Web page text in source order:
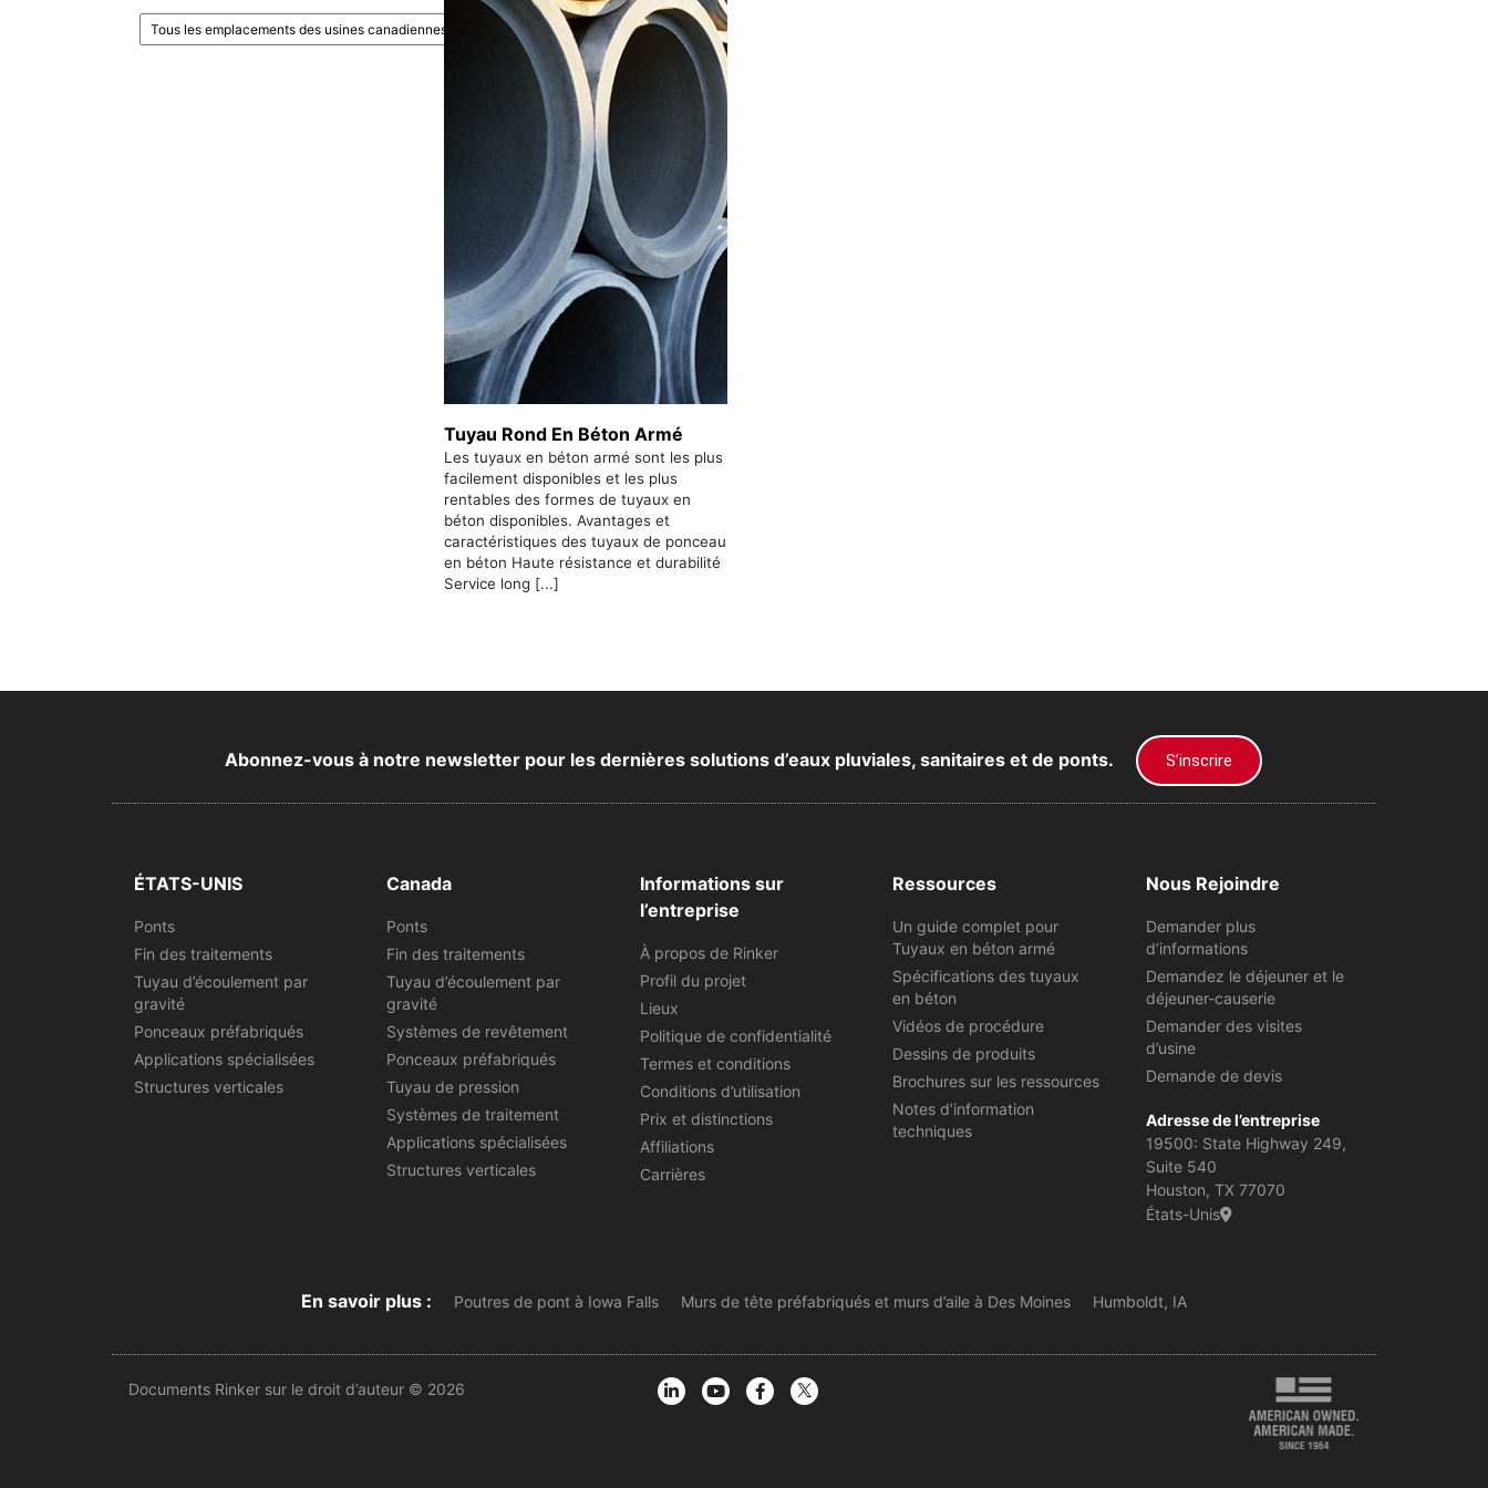
Tuyau Rond En Béton Armé
Les tuyaux en béton armé sont les plus
facilement disponibles et les plus
rentables des formes de tuyaux en
béton disponibles. Avantages et
caractéristiques des tuyaux de ponceau
en béton Haute résistance et durabilité
Service long [...]
Abonnez-vous à notre newsletter pour les dernières solutions d’eaux pluviales, sanitaires et de ponts. S’inscrire
ÉTATS-UNIS
Ponts
Fin des traitements
Tuyau d’écoulement par
gravité
Ponceaux préfabriqués
Applications spécialisées
Structures verticales
Canada
Ponts
Fin des traitements
Tuyau d’écoulement par
gravité
Systèmes de revêtement
Ponceaux préfabriqués
Tuyau de pression
Systèmes de traitement
Applications spécialisées
Structures verticales
Informations sur
l’entreprise
À propos de Rinker
Profil du projet
Lieux
Politique de confidentialité
Termes et conditions
Conditions d’utilisation
Prix et distinctions
Affiliations
Carrières
Ressources
Un guide complet pour
Tuyaux en béton armé
Spécifications des tuyaux
en béton
Vidéos de procédure
Dessins de produits
Brochures sur les ressources
Notes d’information
techniques
Nous Rejoindre
Demander plus
d’informations
Demandez le déjeuner et le
déjeuner-causerie
Demander des visites
d’usine
Demande de devis
Adresse de l’entreprise
19500: State Highway 249,
Suite 540
Houston, TX 77070
États-Unis
En savoir plus : Poutres de pont à Iowa Falls Murs de tête préfabriqués et murs d’aile à Des Moines Humboldt, IA
Documents Rinker sur le droit d’auteur © 2026